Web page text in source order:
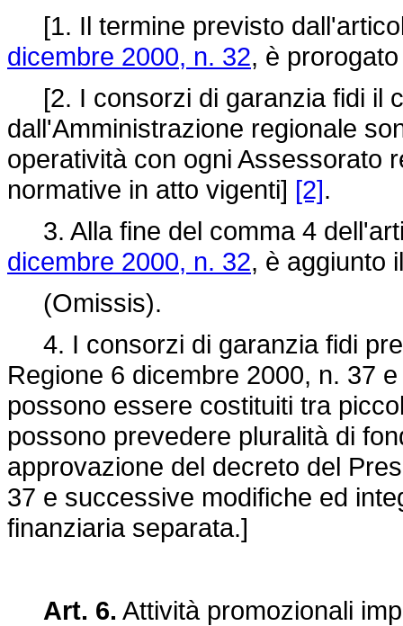
[1. Il termine previsto
dicembre 2000, n. 32, è
[2. I consorzi di garanzia fidi il
dall'Amministrazione regionale
operatività con ogni Assessorato
normative in atto vigenti] [2].
3. Alla fine del comma 4
dicembre 2000, n. 32, è aggiunto
(Omissis).
4. I consorzi di garanzia fidi
Regione 6 dicembre 2000, n. 37
possono essere costituiti tra
possono prevedere pluralità di
approvazione del decreto del
37 e successive modifiche ed
finanziaria separata.]
Art. 6. Attività promozionali